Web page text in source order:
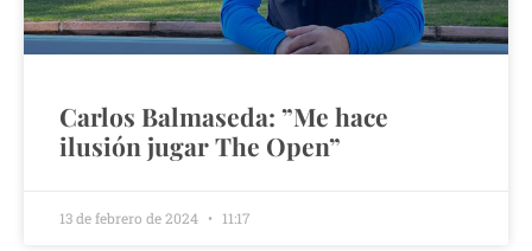
Carlos Balmaseda: ”Me hace
ilusión jugar The Open”
13 de febrero de 2024 11:17